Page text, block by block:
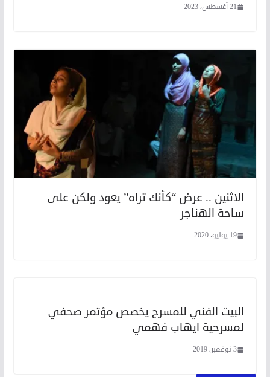
21 أغسطس، 2023
الاثنين .. عرض “كأنك تراه” يعود ولكن على
ساحة الهناجر
19 يوليو، 2020
البيت الفني للمسرح يخصص مؤتمر صحفي
لمسرحية ايهاب فهمي
3 نوفمبر، 2019